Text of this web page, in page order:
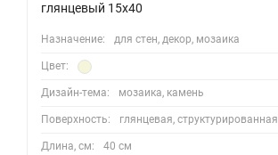
глянцевый 15x40
Назначение: для стен, декор, мозаика
Цвет:
Дизайн-тема: мозаика, камень
Поверхность: глянцевая, структурированная
Длина, см: 40 см